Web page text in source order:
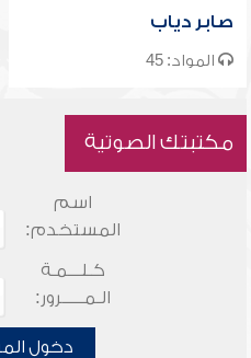
صابر دياب
المواد: 45
مكتبتك الصوتية
اسم
المستخدم:
كـلـــمـة
الـمـــــرور:
دخول